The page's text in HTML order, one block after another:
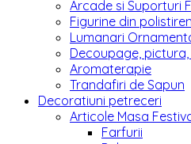
Arcade si Suporturi
Figurine din polistiren
Lumanari
Decoupage,
Aromaterapie
Trandafiri de Sapun
Decoratiuni petreceri
Articole Masa
Farfurii